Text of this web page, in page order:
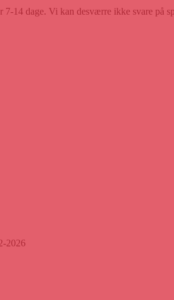
14 dage. Vi kan desværre ikke svare på
2026